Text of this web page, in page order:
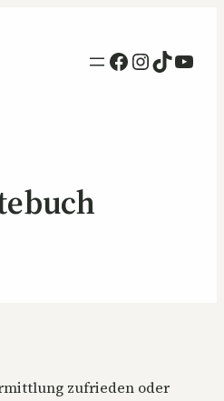
Facebook
TikTok
zufrieden oder